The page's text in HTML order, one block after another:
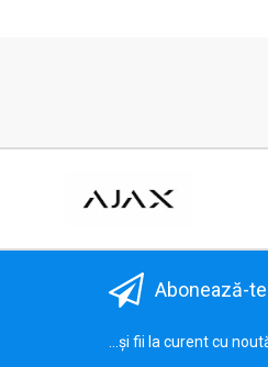
Abonează-
...și fii la curent cu